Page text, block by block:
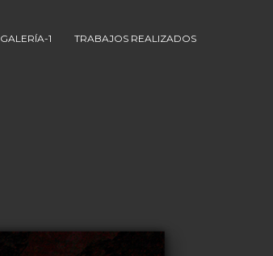
GALERÍA-1 TRABAJOS REALIZADOS